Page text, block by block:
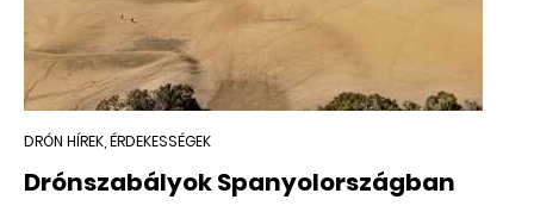
DRÓN HÍREK, ÉRDEKESSÉGEK
Drónszabályok Spanyolországban